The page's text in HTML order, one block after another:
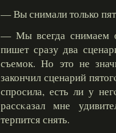
— Вы снимали только
— Мы всегда снимаем
пишет сразу два
съемок. Но это не
закончил сценарий
спросила, есть ли у
рассκазал мне
терпится снять.